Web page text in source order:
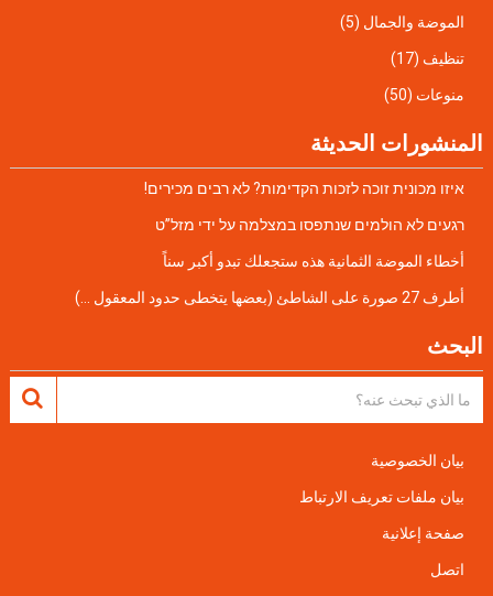
الموضة والجمال (5)
تنظيف (17)
منوعات (50)
المنشورات الحديثة
איזו מכונית זוכה לזכות הקדימות? לא רבים מכירים!
רגעים לא הולמים שנתפסו במצלמה על ידי מזל”ט
أخطاء الموضة الثمانية هذه ستجعلك تبدو أكبر سناً
أطرف 27 صورة على الشاطئ (بعضها يتخطى حدود المعقول …)
البحث
بيان الخصوصية
بيان ملفات تعريف الارتباط
صفحة إعلانية
اتصل